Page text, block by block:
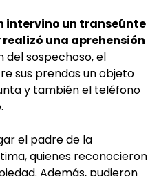
intervino un transeúnte
realizó una aprehensión
del sospechoso, el
sus prendas un objeto
y también el teléfono
el padre de la
quienes reconocieron